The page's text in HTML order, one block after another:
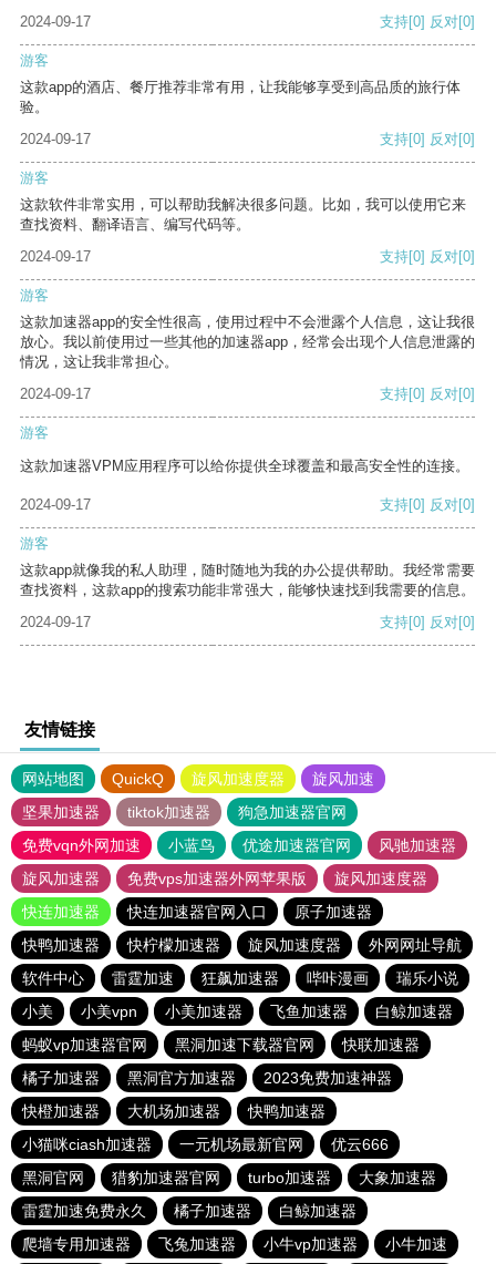
2024-09-17
支持[0] 反对[0]
游客
这款app的酒店、餐厅推荐非常有用，让我能够享受到高品质的旅行体
验。
2024-09-17
支持[0] 反对[0]
游客
这款软件非常实用，可以帮助我解决很多问题。比如，我可以使用它来
查找资料、翻译语言、编写代码等。
2024-09-17
支持[0] 反对[0]
游客
这款加速器app的安全性很高，使用过程中不会泄露个人信息，这让我很
放心。我以前使用过一些其他的加速器app，经常会出现个人信息泄露的
情况，这让我非常担心。
2024-09-17
支持[0] 反对[0]
游客
这款加速器VPM应用程序可以给你提供全球覆盖和最高安全性的连接。
2024-09-17 支持[0] 反对[0]
游客
这款app就像我的私人助理，随时随地为我的办公提供帮助。我经常需要
查找资料，这款app的搜索功能非常强大，能够快速找到我需要的信息。
2024-09-17
支持[0] 反对[0]
友情链接
网站地图 QuickQ 旋风加速度器
旋风加速
坚果加速器
tiktok加速器
狗急加速器官网
免费vqn外网加速
小蓝鸟 优途加速器官网
风驰加速器
旋风加速器
免费vps加速器外网苹果版
旋风加速度器
快连加速器
快连加速器官网入口
原子加速器
快鸭加速器
快柠檬加速器 旋风加速度器
外网网址导航
软件中心
雷霆加速 狂飙加速器 哔咔漫画
瑞乐小说
小美
小美vpn 小美加速器 飞鱼加速器
白鲸加速器
蚂蚁vp加速器官网
黑洞加速下载器官网
快联加速器
橘子加速器
黑洞官方加速器
2023免费加速神器
快橙加速器
大机场加速器
快鸭加速器
小猫咪ciash加速器
一元机场最新官网
优云666
黑洞官网
猎豹加速器官网 turbo加速器
大象加速器
雷霆加速免费永久
橘子加速器
白鲸加速器
爬墙专用加速器
飞兔加速器 小牛vp加速器 小牛加速